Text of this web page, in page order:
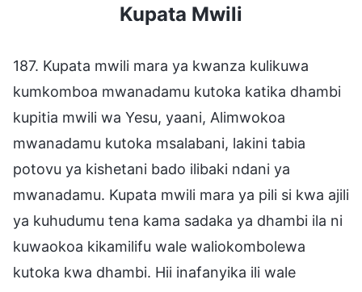
Kupata Mwili
187. Kupata mwili mara ya kwanza kulikuwa
kumkomboa mwanadamu kutoka katika dhambi
kupitia mwili wa Yesu, yaani, Alimwokoa
mwanadamu kutoka msalabani, lakini tabia
potovu ya kishetani bado ilibaki ndani ya
mwanadamu. Kupata mwili mara ya pili si kwa ajili
ya kuhudumu tena kama sadaka ya dhambi ila ni
kuwaokoa kikamilifu wale waliokombolewa
kutoka kwa dhambi. Hii inafanyika ili wale